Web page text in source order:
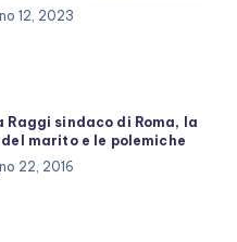
12, 2023
Raggi sindaco di Roma, la
marito e le polemiche
22, 2016